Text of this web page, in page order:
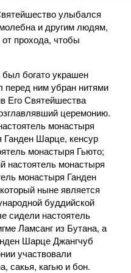
улыбался
и другим людям,
прохода, чтобы
богато украшен
перед ним убран нитями
Его Святейшества
церемонию.
монастыря
Ганден Шарце, кенсур
монастыря Гьюто;
настоятель монастыря
монастыря Ганден
ныне является
буддийской
сидели настоятель
Ламсанг из Бутана, а
Шарце Джангчуб
участвовали
сакья, кагью и бон.